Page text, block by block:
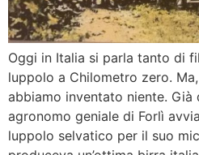
Oggi in Italia si parla tanto di
luppolo a Chilometro zero.
abbiamo inventato niente.
agronomo geniale di Forlì
luppolo selvatico per il suo